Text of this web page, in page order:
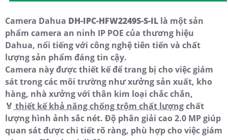
Camera Dahua DH-IPC-HFW2249S-S-IL là một sản
phẩm camera an ninh IP POE của thương hiệu
Dahua, nổi tiếng với công nghệ tiên tiến và chất
lượng sản phẩm đáng tin cậy.
Camera này được thiết kế để trang bị cho việc giám
sát trong các môi trường như xưởng sản xuất, kho
hàng, nhà xưởng với thân kim loại chắc chắn, ️
🏅️ thiết kế khả năng chống trộm chất lượngchất
lượng hình ảnh sắc nét. Độ phân giải cao 2.0 MP giúp
quan sát được chi tiết rõ ràng, phù hợp cho việc giám